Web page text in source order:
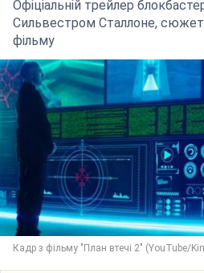
Офіціальній трейлер
Сильвестром Сталлоне, сюжет
фільму
Кадр з фільму "План втечі 2" (YouTube/